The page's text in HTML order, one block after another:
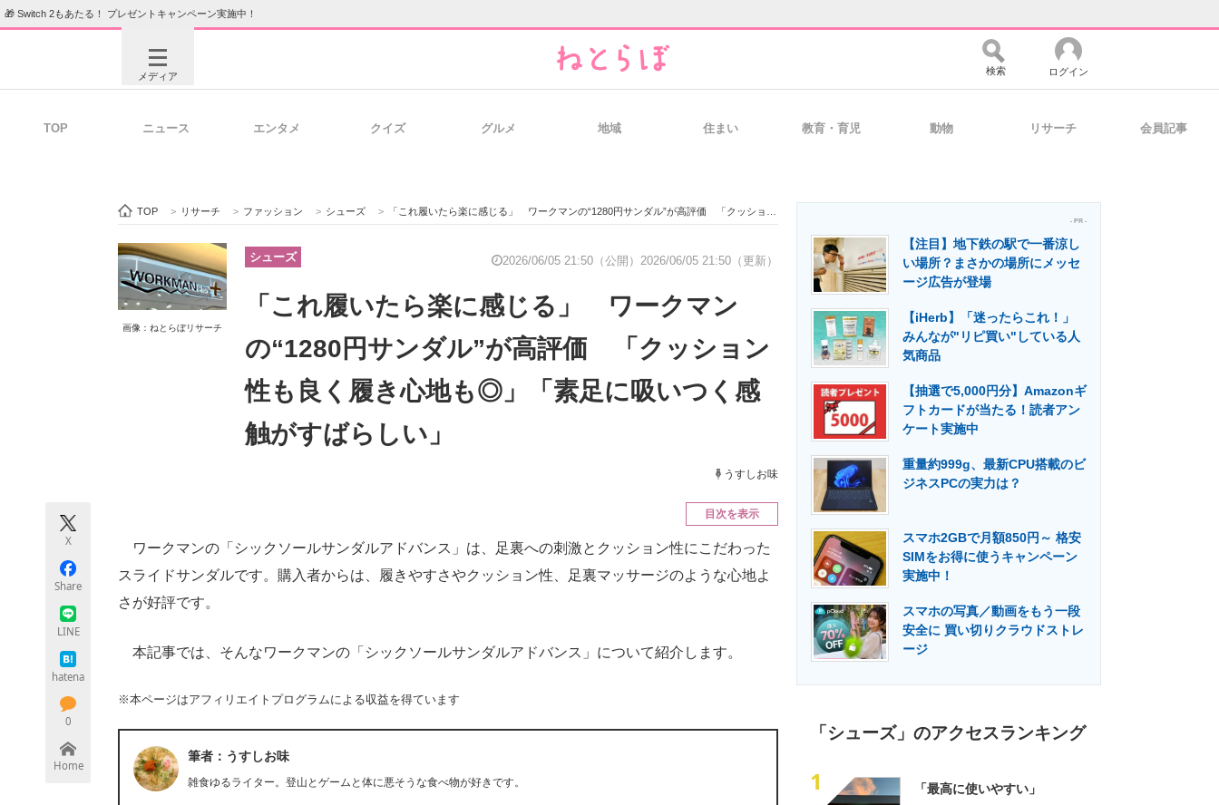
🎁 Switch 2もあたる！ プレゼントキャンペーン実施中！
メディア
ビジネスと働き方のヒント 経営リーダーのコミュニティ マーケ×ITの今がよく分かる
ITエンジニア向け専門サイト 製造業のIT導入・活用を支援
モノづくり技術者専門サイト エネルギーの専門メディア 建設×テクノロジーの最前線
検索 ログイン
TOP ニュース エンタメ クイズ グルメ 地域 住まい 教育・育児 動物 リサーチ 会員記事
TOP > リサーチ > ファッション > シューズ > 「これ履いたら楽に感じる」 ワークマンの“1280円サンダル”が高評価 「クッション性も良く履き心地も◎」「素足に吸いつく感触がすばらしい」
画像：ねとらぼリサーチ
シューズ 2026/06/05 21:50（公開） 2026/06/05 21:50（更新）
「これ履いたら楽に感じる」 ワークマン
の“1280円サンダル”が高評価 「クッション
性も良く履き心地も◎」「素足に吸いつく感
触がすばらしい」
うすしお味
X
Share
LINE
hatena
0
Home
目次を表示
ワークマンの「シックソールサンダルアドバンス」は、足裏への刺激とクッション性にこだわった
スライドサンダルです。購入者からは、履きやすさやクッション性、足裏マッサージのような心地よ
さが好評です。
本記事では、そんなワークマンの「シックソールサンダルアドバンス」について紹介します。
※本ページはアフィリエイトプログラムによる収益を得ています
筆者：うすしお味
雑食ゆるライター。登山とゲームと体に悪そうな食べ物が好きです。
- PR -
【注目】地下鉄の駅で一番涼し
い場所？まさかの場所にメッセ
ージ広告が登場
【iHerb】「迷ったらこれ！」
みんなが"リピ買い"している人
気商品
【抽選で5,000円分】Amazonギ
フトカードが当たる！読者アン
ケート実施中
重量約999g、最新CPU搭載のビ
ジネスPCの実力は？
スマホ2GBで月額850円～ 格安
SIMをお得に使うキャンペーン
実施中！
スマホの写真／動画をもう一段
安全に 買い切りクラウドストレ
ージ
「シューズ」のアクセスランキング
1
「最高に使いやすい」